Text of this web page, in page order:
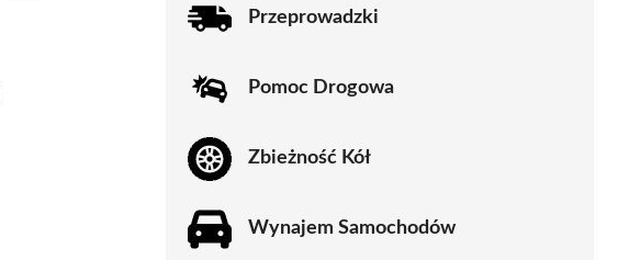
Przeprowadzki
Pomoc Drogowa
Zbieżność Kół
Wynajem Samochodów